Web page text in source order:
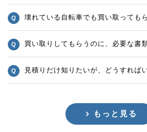
壊れている自転車でも買い取っても
買い取りしてもらうのに、必要な書
見積りだけ知りたいが、どうすれば
もっと見る